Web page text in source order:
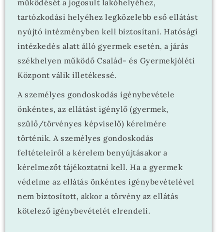
működését a jogosult lakóhelyéhez,
tartózkodási helyéhez legközelebb eső ellátást
nyújtó intézményben kell biztosítani. Hatósági
intézkedés alatt álló gyermek esetén, a járás
székhelyen működő Család- és Gyermekjóléti
Központ válik illetékessé.
A személyes gondoskodás igénybevétele
önkéntes, az ellátást igénylő (gyermek,
szülő/törvényes képviselő) kérelmére
történik. A személyes gondoskodás
feltételeiről a kérelem benyújtásakor a
kérelmezőt tájékoztatni kell. Ha a gyermek
védelme az ellátás önkéntes igénybevételével
nem biztosított, akkor a törvény az ellátás
kötelező igénybevételét elrendeli.